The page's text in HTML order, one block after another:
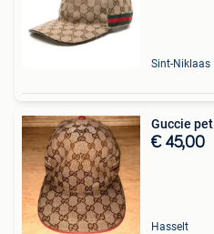
Sint-Niklaas
Guccie pet
€ 45,00
Hasselt